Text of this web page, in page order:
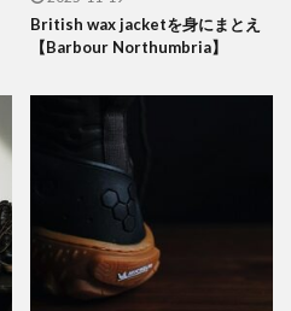
British wax jacketを身にまとえ
【Barbour Northumbria】